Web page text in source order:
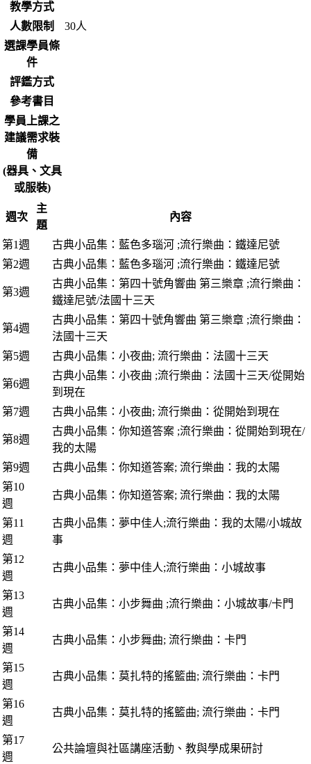
教學方式
人數限制
30人
選課學員條
件
評鑑方式
參考書目
學員上課之
建議需求裝
備
(器具、文具
或服裝)
週次
主
題
內容
第1週
古典小品集：藍色多瑙河 ;流行樂曲：鐵達尼號
第2週
古典小品集：藍色多瑙河 ;流行樂曲：鐵達尼號
第3週
古典小品集：第四十號角響曲 第三樂章 ;流行樂曲：
鐵達尼號/法國十三天
第4週
古典小品集：第四十號角響曲 第三樂章 ;流行樂曲：
法國十三天
第5週
古典小品集：小夜曲; 流行樂曲：法國十三天
第6週
古典小品集：小夜曲 ;流行樂曲：法國十三天/從開始
到現在
第7週
古典小品集：小夜曲; 流行樂曲：從開始到現在
第8週
古典小品集：你知道答案 ;流行樂曲：從開始到現在/
我的太陽
第9週
古典小品集：你知道答案; 流行樂曲：我的太陽
第10
週
古典小品集：你知道答案; 流行樂曲：我的太陽
第11
週
古典小品集：夢中佳人;流行樂曲：我的太陽/小城故
事
第12
週
古典小品集：夢中佳人;流行樂曲：小城故事
第13
週
古典小品集：小步舞曲 ;流行樂曲：小城故事/卡門
第14
週
古典小品集：小步舞曲; 流行樂曲：卡門
第15
週
古典小品集：莫扎特的搖籃曲; 流行樂曲：卡門
第16
週
古典小品集：莫扎特的搖籃曲; 流行樂曲：卡門
第17
週
公共論壇與社區講座活動、教與學成果研討